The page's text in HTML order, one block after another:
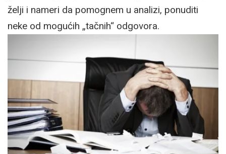
želji i nameri da pomognem u analizi, ponuditi
neke od mogućih „tačnih“ odgovora.